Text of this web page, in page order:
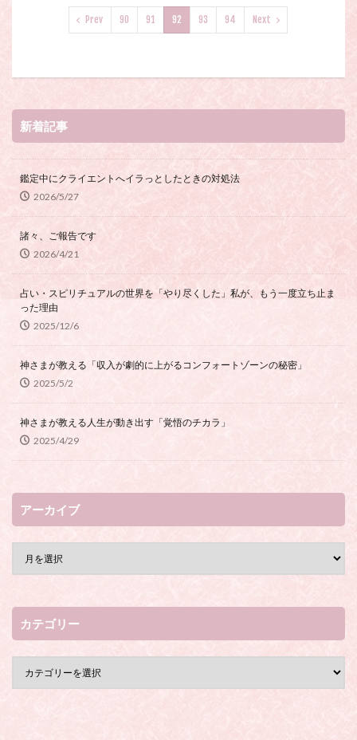
Prev 90 91 92 93 94 Next
新着記事
鑑定中にクライエントへイラっとしたときの対処法
2026/5/27
諸々、ご報告です
2026/4/21
占い・スピリチュアルの世界を「やり尽くした」私が、もう一度立ち止ま
った理由
2025/12/6
神さまが教える「収入が劇的に上がるコンフォートゾーンの秘密」
2025/5/2
神さまが教える人生が動き出す「覚悟のチカラ」
2025/4/29
アーカイブ
カテゴリー